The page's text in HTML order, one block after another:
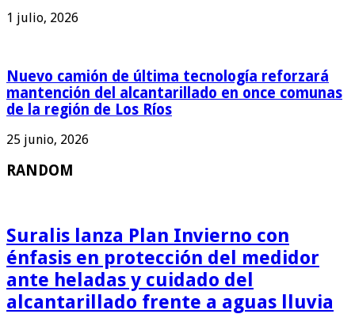
1 julio, 2026
Nuevo camión de última tecnología reforzará
mantención del alcantarillado en once comunas
de la región de Los Ríos
25 junio, 2026
RANDOM
Suralis lanza Plan Invierno con
énfasis en protección del medidor
ante heladas y cuidado del
alcantarillado frente a aguas lluvia